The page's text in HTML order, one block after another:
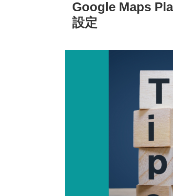
Google Maps
設定